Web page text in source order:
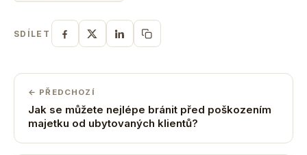
SDÍLET
← PŘEDCHOZÍ
Jak se můžete nejlépe bránit před poškozením
majetku od ubytovaných klientů?